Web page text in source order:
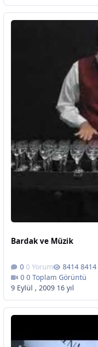
Bardak ve Müzik
0 Yorum
0 Toplam Görüntü
9 Eylül , 2009 16 yıl